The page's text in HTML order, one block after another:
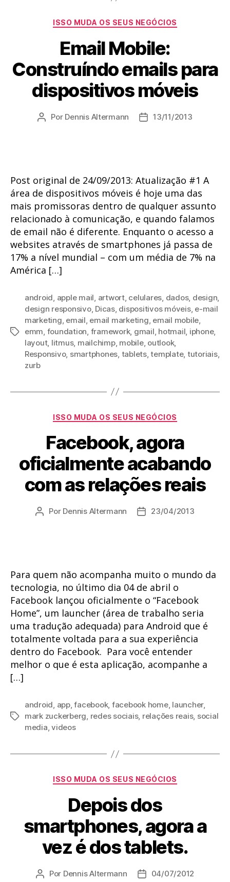
Categorias
ISSO MUDA OS SEUS NEGÓCIOS
Email Mobile:
Construíndo emails para
dispositivos móveis
Autor
Por Dennis Altermann
Data13/11/2013
Post original de 24/09/2013: Atualização #1 A
área de dispositivos móveis é hoje uma das
mais promissoras dentro de qualquer assunto
relacionado à comunicação, e quando falamos
de email não é diferente. Enquanto o acesso a
websites através de smartphones já passa de
17% a nível mundial – com um média de 7% na
América […]
Tags
android, apple mail, artwort, celulares, dados, design,
design responsivo, Dicas, dispositivos móveis, e-mail
marketing, email, email marketing, email mobile,
emm, foundation, framework, gmail, hotmail, iphone,
layout, litmus, mailchimp, mobile, outlook,
Responsivo, smartphones, tablets,template, tutoriais,
zurb
Categorias
ISSO MUDA OS SEUS NEGÓCIOS
Facebook, agora
oficialmente acabando
com as relações reais
Autor
Por Dennis Altermann
Data23/04/2013
Para quem não acompanha muito o mundo da
tecnologia, no último dia 04 de abril o
Facebook lançou oficialmente o “Facebook
Home”, um launcher (área de trabalho seria
uma tradução adequada) para Android que é
totalmente voltada para a sua experiência
dentro do Facebook. Para você entender
melhor o que é esta aplicação, acompanhe a
[…]
Tags
android, app,facebook, facebook home, launcher,
mark zuckerberg, redes sociais, relações reais, social
media,videos
Categorias
ISSO MUDA OS SEUS NEGÓCIOS
Depois dos
smartphones, agora a
vez é dos tablets.
Autor
Por Dennis Altermann
Data04/07/2012